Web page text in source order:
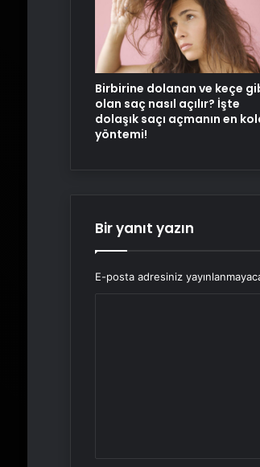
Birbirine dolanan ve keçe
olan saç nasıl açılır? İşte
dolaşık saçı açmanın en
yöntemi!
Bir yanıt yazın
E-posta adresiniz